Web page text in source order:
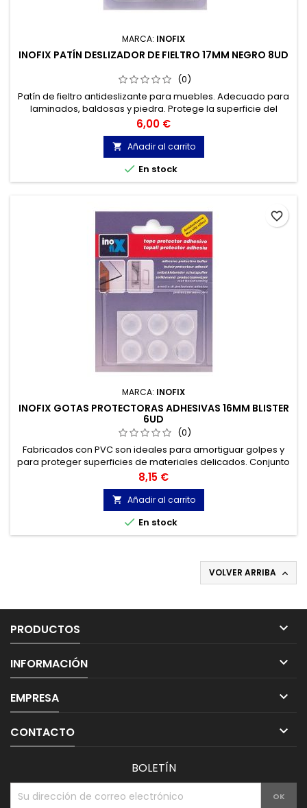
MARCA: INOFIX
INOFIX PATÍN DESLIZADOR DE FIELTRO 17MM NEGRO 8UD
(0)
Patín de fieltro antideslizante para muebles. Adecuado para
laminados, baldosas y piedra. Protege la superficie del
suelo. Facilita el desplazamiento de los muebles. Fácil de
montar. Fabricado con fieltro punzonado robusto.
Precio
6,00 €
 Añadir al carrito
 En stock
MARCA: INOFIX
INOFIX GOTAS PROTECTORAS ADHESIVAS 16MM BLISTER
6UD
(0)
Fabricados con PVC son ideales para amortiguar golpes y
para proteger superficies de materiales delicados. Conjunto
de 6 piezas de 17mm. Fijación con adhesivo.
Precio
8,15 €
 Añadir al carrito
 En stock
favorite_border
VOLVER ARRIBA 
PRODUCTOS 
INFORMACIÓN 
EMPRESA 
CONTACTO 
BOLETÍN